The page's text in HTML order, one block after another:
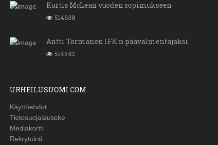
Kurtis McLean vuoden sopimukseen
514638
Antti Törmänen IFK:n päävalmentajaksi
514543
URHEILUSUOMI.COM
Käyttöehdot
Tietosuojalauseke
Mediakortti
Rekrytointi